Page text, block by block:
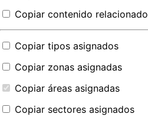
Copiar contenido relacionado
Copiar tipos asignados
Copiar zonas asignadas
Copiar áreas asignadas
Copiar sectores asignados